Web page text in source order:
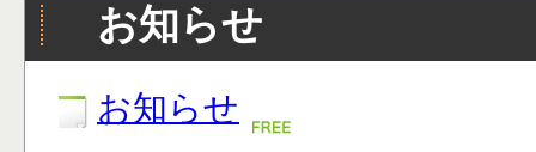
お知らせ
お知らせ